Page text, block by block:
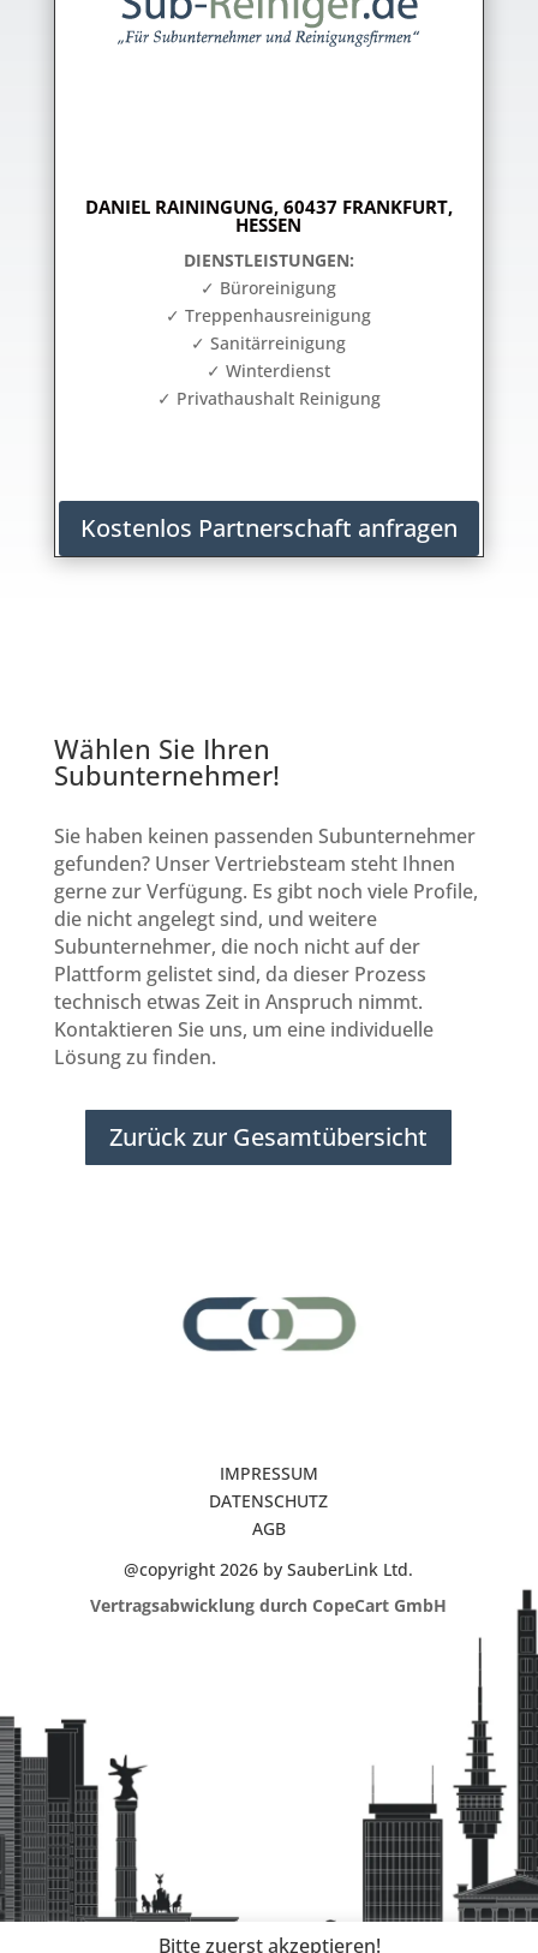
DANIEL RAININGUNG, 60437 FRANKFURT,
HESSEN
DIENSTLEISTUNGEN:
✓ Büroreinigung
✓ Treppenhausreinigung
✓ Sanitärreinigung
✓ Winterdienst
✓ Privathaushalt Reinigung
Kostenlos Partnerschaft anfragen
Wählen Sie Ihren
Subunternehmer!
Sie haben keinen passenden Subunternehmer
gefunden? Unser Vertriebsteam steht Ihnen
gerne zur Verfügung. Es gibt noch viele Profile,
die nicht angelegt sind, und weitere
Subunternehmer, die noch nicht auf der
Plattform gelistet sind, da dieser Prozess
technisch etwas Zeit in Anspruch nimmt.
Kontaktieren Sie uns, um eine individuelle
Lösung zu finden.
Zurück zur Gesamtübersicht
IMPRESSUM
DATENSCHUTZ
AGB
@copyright 2026 by SauberLink Ltd.
Vertragsabwicklung durch CopeCart GmbH
Bitte zuerst akzeptieren!